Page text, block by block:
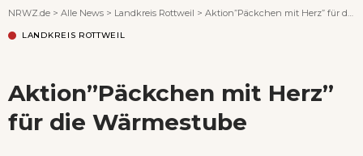
NRWZ.de > Alle News > Landkreis Rottweil > Aktion”Päckchen mit Herz” für die Wärmestube
LANDKREIS ROTTWEIL
Aktion”Päckchen mit Herz”
für die Wärmestube